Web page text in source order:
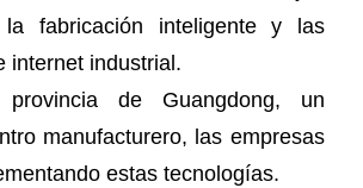
fabricación inteligente y las
internet industrial.
de Guangdong, un
manufacturero, las empresas
estas tecnologías.